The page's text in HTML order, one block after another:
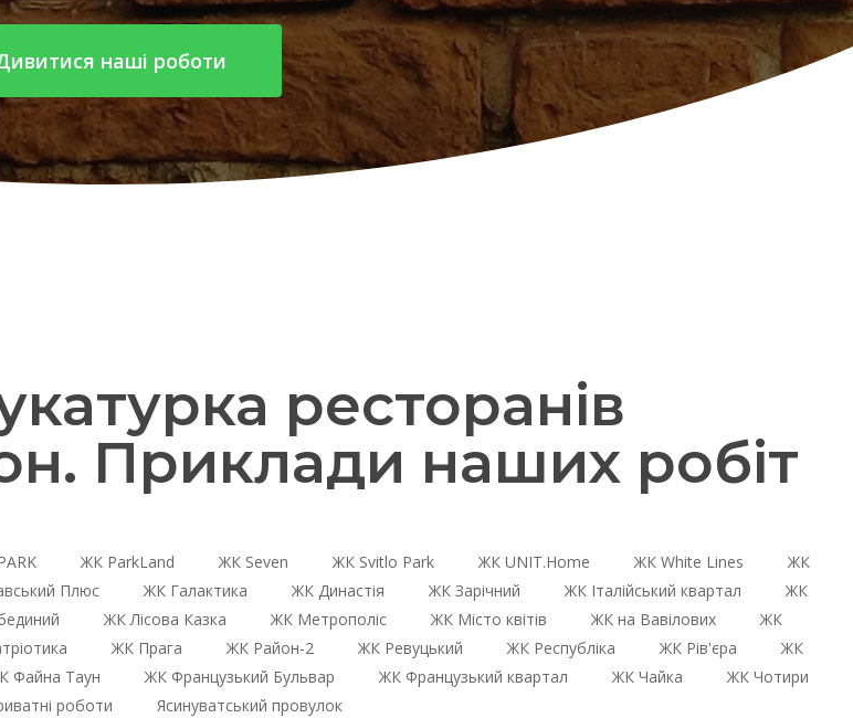
наші роботи
ресторанів
Приклади наших робіт
ЖК ParkLand ЖК Seven ЖК Svitlo Park ЖК UNIT.Home ЖК White Lines
ЖК
Плюс ЖК Галактика ЖК Династія ЖК Зарічний ЖК Італійський квартал
ЖК
ЖК Лісова Казка ЖК Метрополіс ЖК Місто квітів ЖК на Вавілових
ЖК
ЖК Прага ЖК Район-2 ЖК Ревуцький ЖК Республіка ЖК Рів'єра
ЖК
Файна Таун ЖК Французький Бульвар ЖК Французький квартал ЖК Чайка
ЖК Чотири
роботи Ясинуватський провулок